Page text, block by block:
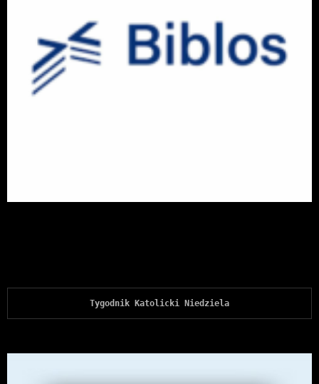
Tygodnik Katolicki Niedziela